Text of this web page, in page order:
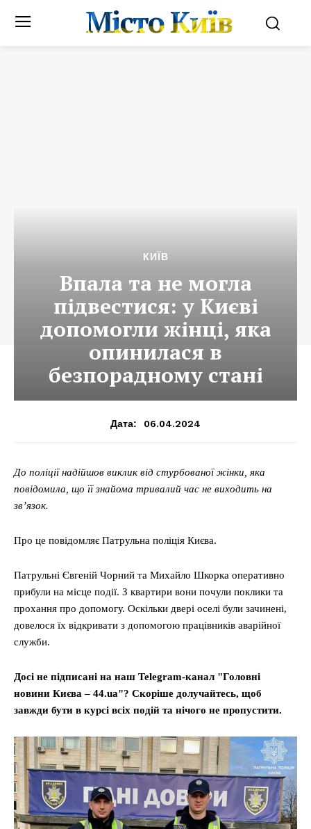
Місто Київ
КИЇВ
Впала та не могла
підвестися: у Києві
допомогли жінці, яка
опинилася в
безпорадному стані
Дата: 06.04.2024
До поліції надійшов виклик від стурбованої жінки, яка
повідомила, що її знайома тривалий час не виходить на
зв’язок.
Про це повідомляє Патрульна поліція Києва.
Патрульні Євгеній Чорний та Михайло Шкорка оперативно
прибули на місце події. З квартири вони почули поклики та
прохання про допомогу. Оскільки двері оселі були зачинені,
довелося їх відкривати з допомогою працівників аварійної
служби.
Досі не підписані на наш Telegram-канал "Головні
новини Києва – 44.ua"? Скоріше долучайтесь, щоб
завжди бути в курсі всіх подій та нічого не пропустити.